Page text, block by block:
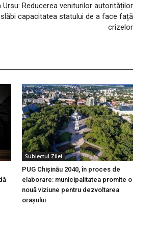
Ursu: Reducerea veniturilor autorităților
capacitatea statului de a face față
crizelor
Subiectul Zilei
PUG Chișinău 2040, în proces de
elaborare: municipalitatea promite o
nouă viziune pentru dezvoltarea
orașului